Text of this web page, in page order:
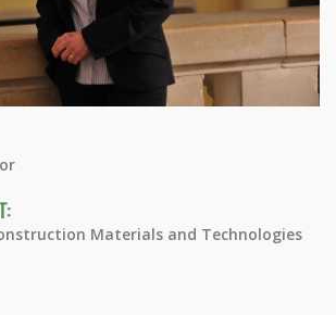
Materials and Technologies